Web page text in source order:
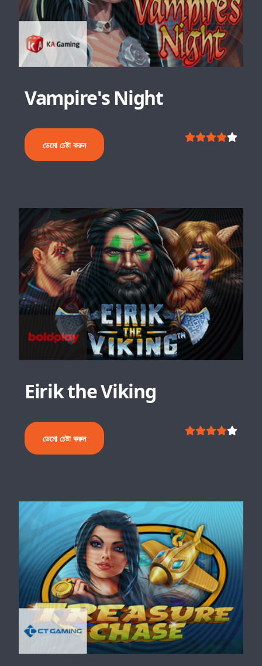
Vampire's Night
ডেমো চেষ্টা করুন
Eirik the Viking
ডেমো চেষ্টা করুন